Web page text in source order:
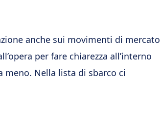
anche sui movimenti di mercato
per fare chiarezza all’interno
meno. Nella lista di sbarco ci